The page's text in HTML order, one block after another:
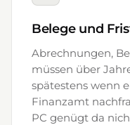
Belege und
Abrechnungen,
müssen über
spätestens wenn
Finanzamt
PC genügt da